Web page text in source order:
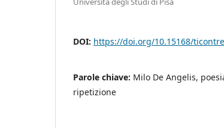
DOI: https://doi.org/10.15168/
Parole chiave: Milo De Angelis,
ripetizione